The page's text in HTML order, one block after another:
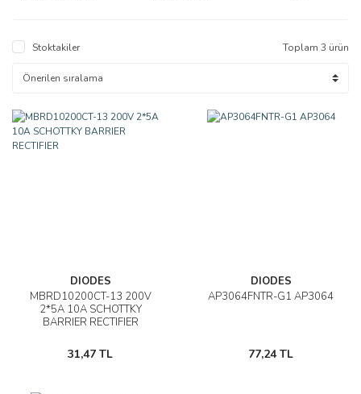
Stoktakiler Toplam 3 ürün
DIODES
MBRD10200CT-13 200V
2*5A 10A SCHOTTKY
BARRIER RECTIFIER
31,47 TL
DIODES
AP3064FNTR-G1 AP3064
77,24 TL